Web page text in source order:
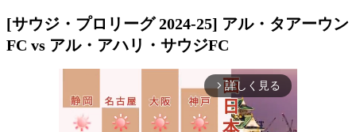
[サウジ・プロリーグ 2024-25] アル・タアーウン
FC vs アル・アハリ・サウジFC
arrow_forward_ios 詳しく見る